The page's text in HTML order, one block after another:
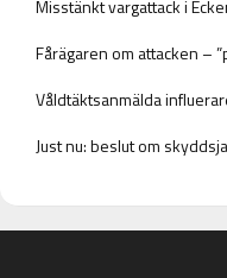
Misstänkt vargattack i
Fårägaren om attacken –
Våldtäktsanmälda
Just nu: beslut om